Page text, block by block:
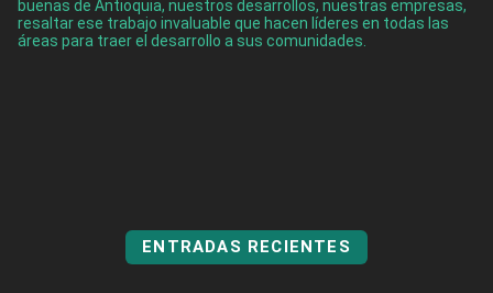
buenas de Antioquia, nuestros desarrollos, nuestras empresas,
resaltar ese trabajo invaluable que hacen líderes en todas las
áreas para traer el desarrollo a sus comunidades.
ENTRADAS RECIENTES